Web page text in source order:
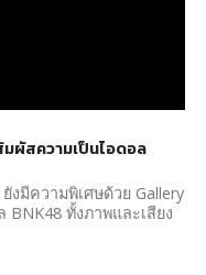
ผัสความเป็นไอดอล
งมีความพิเศษด้วย Gallery
ทั้งภาพและเสียง